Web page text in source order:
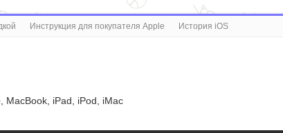
Инструкция для покупателя Apple История iOS
MacBook, iPad, iPod, iMac